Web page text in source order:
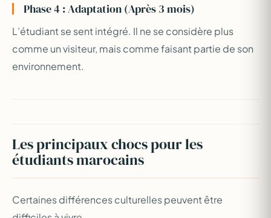
Phase 4 : Adaptation (Après 3 mois)
L’étudiant se sent intégré. Il ne se considère plus
comme un visiteur, mais comme faisant partie de son
environnement.
Les principaux chocs pour les
étudiants marocains
Certaines différences culturelles peuvent être